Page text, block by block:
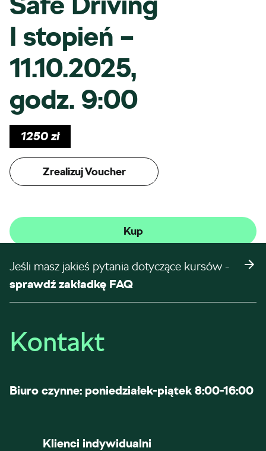
I stopień –
11.10.2025,
godz. 9:00
1250zł
Zrealizuj Voucher
Kup
Jeśli masz jakieś pytania dotyczące kursów -
sprawdź zakładkę FAQ
Kontakt
Biuro czynne: poniedziałek-piątek 8:00-16:00
Klienci indywidualni